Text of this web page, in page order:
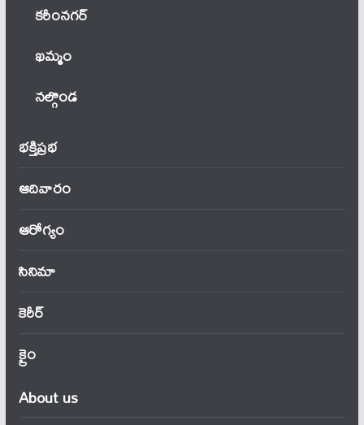
కరీంనగర్
ఖ‌మ్మం
నల్గొండ
భక్తిప్రభ
ఆదివారం
ఆరోగ్యం
సినిమా
కెరీర్
క్రైం
About us